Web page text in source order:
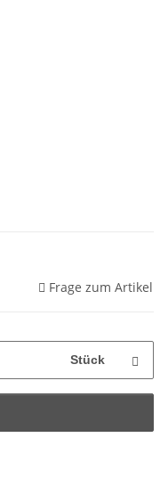
Frage zum Artikel
Stück